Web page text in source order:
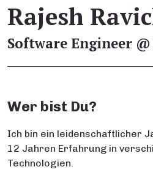
Rajesh
Software Engineer @
Wer bist Du?
Ich bin ein leidenschaftlicher
12 Jahren Erfahrung in
Technologien.